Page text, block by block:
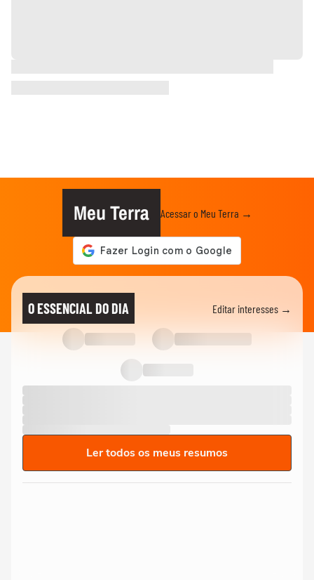
Meu Terra Acessar o Meu Terra →
O ESSENCIAL DO DIA Editar interesses →
Ler todos os meus resumos